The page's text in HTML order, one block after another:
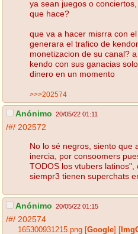
ya sean juegos o
que hace?
que va a hacer misrra con
generara el trafico de
monetizacion de su canal?
kendo con sus ganacias
dinero en un momento
>>>202574
Anónimo 20/05/22 01:11
/#/ 202572
No lo sé negros, siento que
inercia, por consoomers
TODOS los vtubers
siempr3 tienen superchats
Anónimo 20/05/22 01:15
/#/ 202574
165300931215.png Google